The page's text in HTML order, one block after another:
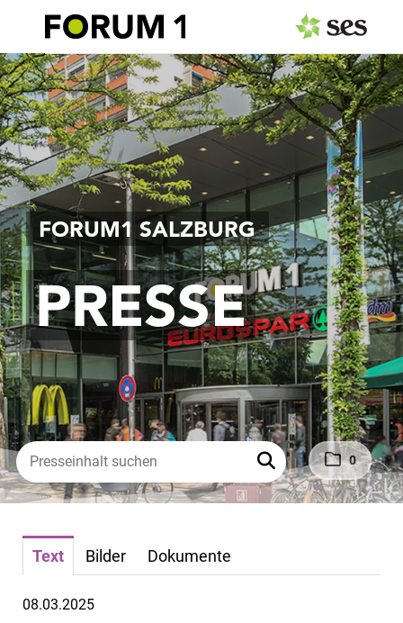
0
FORUM1 SALZBURG
PRESSE
PRESSEAUSSENDUNGEN
Center & Marken
Events
Services
MEDIAGALERIE
PRESSEKONTAKT
Text Bilder Dokumente
08.03.2025